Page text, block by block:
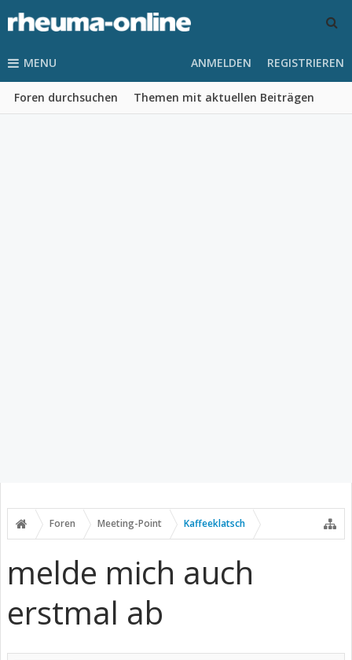
MENU
Foren durchsuchen Themen mit aktuellen Beiträgen
ANMELDEN REGISTRIEREN
Foren Meeting-Point Kaffeeklatsch
melde mich auch
erstmal ab